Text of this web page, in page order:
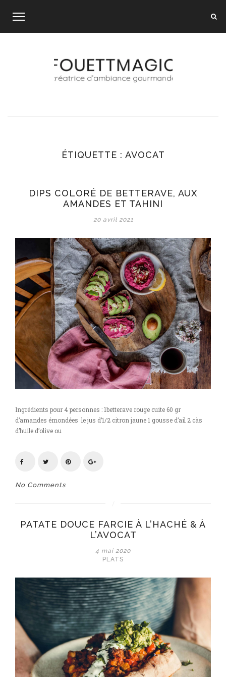
ÉTIQUETTE : AVOCAT
DIPS COLORÉ DE BETTERAVE, AUX
AMANDES ET TAHINI
20 avril 2021
Ingrédients pour 4 personnes : 1betterave rouge cuite 60 gr
d’amandes émondées le jus d’1/2 citron jaune 1 gousse d’ail 2 càs
d’huile d’olive ou
No Comments
PATATE DOUCE FARCIE À L’HACHÉ & À
L’AVOCAT
4 mai 2020
PLATS